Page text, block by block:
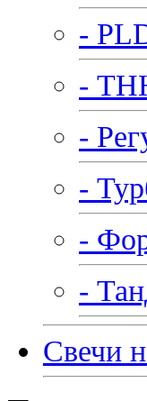
-
-
-
-
-
-
Свечи